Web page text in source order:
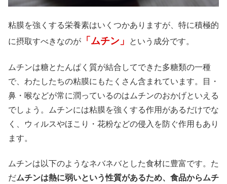
粘膜を強くする栄養素はいくつかありますが、特に積極的
に摂取すべきなのが
「ムチン」 という成分です。
ムチンは糖とたんぱく質が結合してできた多糖類の一種
で、わたしたちの粘膜にもたくさん含まれています。目・
鼻・喉などが常に潤っているのはムチンのおかげといえる
でしょう。ムチンには粘膜を強くする作用があるだけでな
く、ウィルスやほこり・花粉などの侵入を防ぐ作用もあり
ます。
ムチンは以下のようなネバネバとした食材に豊富です。た
だムチンは熱に弱いという性質があるため、食品からムチ